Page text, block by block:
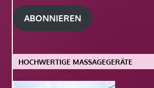
Adresse
ABONNIEREN
HOCHWERTIGE MASSAGEGERÄTE